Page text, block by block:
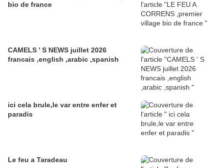
bio de france
CAMELS ' S NEWS juillet 2026
francais ,english ,arabic ,spanish
ici cela brule,le var entre enfer et
paradis
Le feu a Taradeau